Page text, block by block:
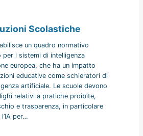
Scolastiche
un quadro normativo
per i sistemi di intelligenza
europea, che ha un impatto
educative come schieratori di
artificiale. Le scuole devono
relativi a pratiche proibite,
e trasparenza, in particolare
per…